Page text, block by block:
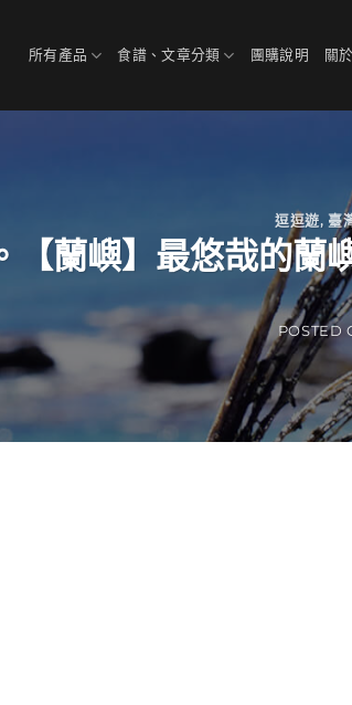
所有產品 食譜、文章分類 團購說明 關
逗逗遊,臺
【蘭嶼】最悠哉的蘭
POSTED